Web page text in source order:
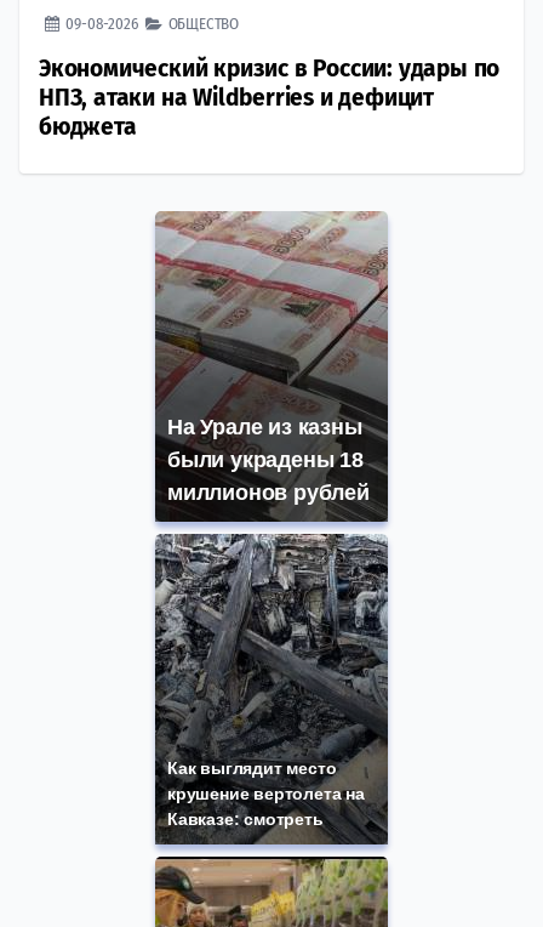
09-08-2026 ОБЩЕСТВО
Экономический кризис в России: удары по
НПЗ, атаки на Wildberries и дефицит
бюджета
На Урале из казны
были украдены 18
миллионов рублей
Как выглядит место
крушение вертолета на
Кавказе: смотреть